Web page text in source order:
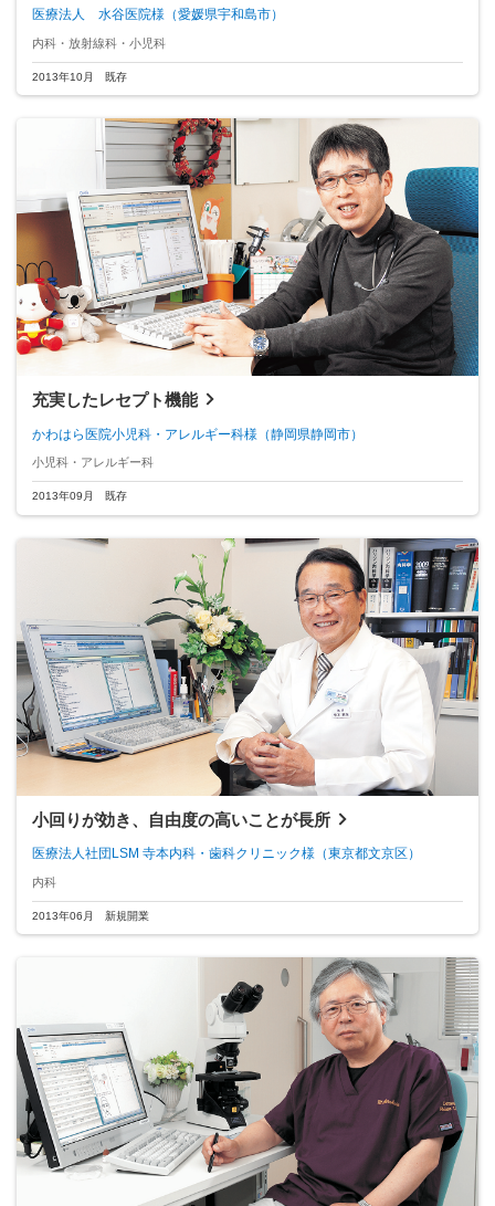
医療法人 水谷医院様 （愛媛県宇和島市）
内科・放射線科・小児科
2013年10月 既存
充実したレセプト機能
かわはら医院小児科・アレルギー科様 （静岡県静岡市）
小児科・アレルギー科
2013年09月 既存
小回りが効き、自由度の高いことが長所
医療法人社団LSM 寺本内科・歯科クリニック様 （東京都文京区）
内科
2013年06月 新規開業